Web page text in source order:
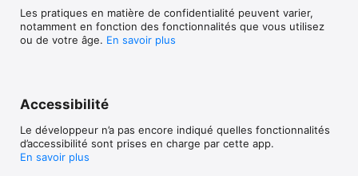
Terms of use: http://recolor.com/terms
Privacy policy: https://recolor.com/privacy
Les pratiques en matière de confidentialité peuvent varier,
notamment en fonction des fonctionnalités que vous utilisez
ou de votre âge. En savoir plus
Accessibilité
Le développeur n’a pas encore indiqué quelles fonctionnalités
d’accessibilité sont prises en charge par cette app.
En savoir plus